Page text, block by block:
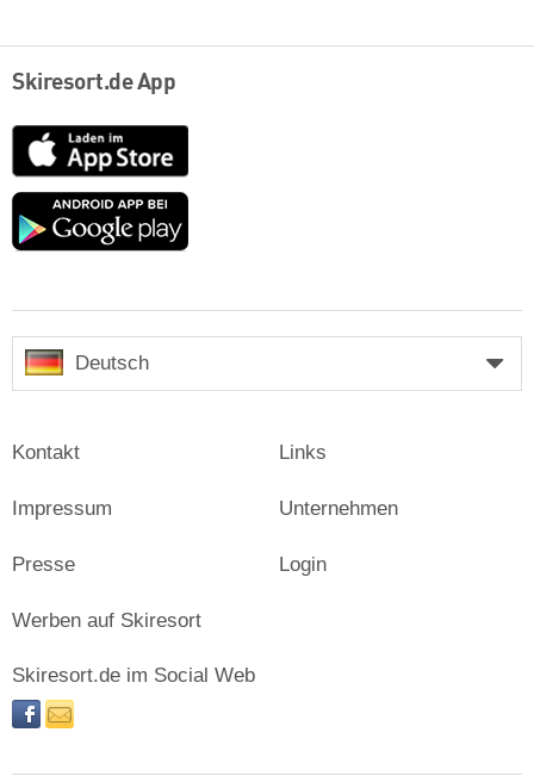
Skiresort.de App
App
Store
Google
Deutsch
Kontakt
Impressum
Presse
Links
Unternehmen
Login
Werben auf Skiresort
Skiresort.de im Social Web
facebooknewsletter